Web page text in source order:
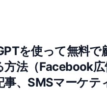
を使って無料で
方法（Facebook
事、SMSマーケテ